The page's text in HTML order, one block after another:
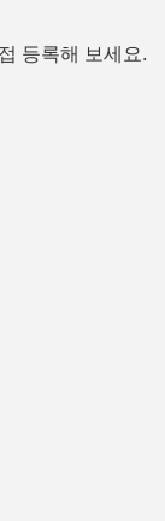
등록해 보세요.